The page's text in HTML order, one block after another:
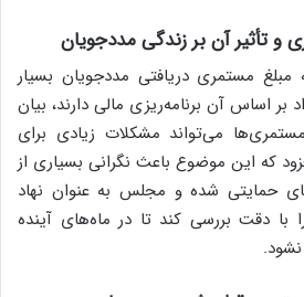
و تأثیر آن بر زندگی مددجویان
مبلغ مستمری دریافتی مددجویان بسیار
بر اساس آن برنامه‌ریزی مالی دارند، بیان
می‌تواند مشکلات زیادی برای
که این موضوع باعث نگرانی بسیاری از
حمایتی شده و مجلس به عنوان نهاد
با دقت بررسی کند تا در ماه‌های آینده